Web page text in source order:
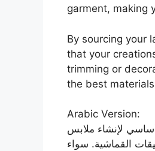
garment, making
By sourcing your
that your
trimming or
the best
Arabic Version:
أساسي لإنشاء ملابس
القماشية. سواء